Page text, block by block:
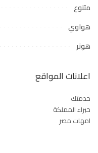
متنوع
هواوي
هونر
اعلانات المواقع
خدمتك
خبراء المملكة
امهات مصر